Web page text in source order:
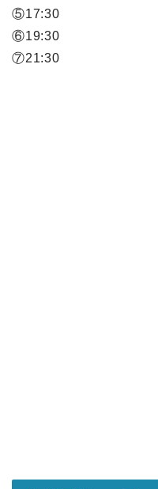
⑤17:30
⑥19:30
⑦21:30